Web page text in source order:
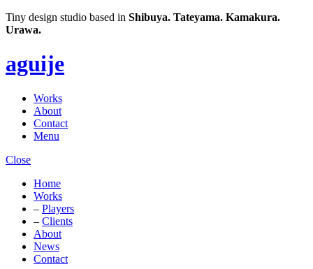
Tiny design studio based in Shibuya. Tateyama. Kamakura.
Urawa.
aguije
Works
About
Contact
Menu
Close
Home
Works
– Players
– Clients
About
News
Contact